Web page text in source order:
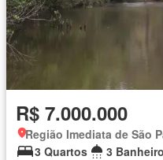
R$ 7.000.000
3 Quartos
3